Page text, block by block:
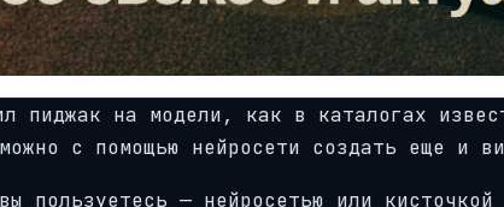
пиджак на модели, как в каталогах
с помощью нейросети создать еще и
пользуетесь — нейросетью или